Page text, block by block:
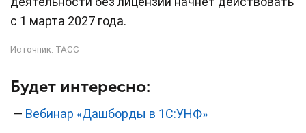
с 1 марта 2027 года.
Источник: ТАСС
Будет интересно:
— Вебинар «Дашборды в 1С:УНФ»